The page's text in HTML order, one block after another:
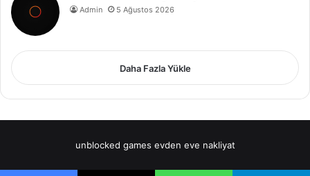
Admin 5 Ağustos 2026
Daha Fazla Yükle
unblocked games evden eve nakliyat